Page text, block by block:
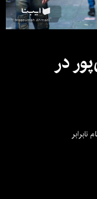
در
نابرابر